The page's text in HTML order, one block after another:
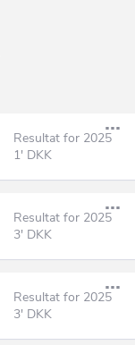
Resultat for 2025
1' DKK
Resultat for 2025
3' DKK
Resultat for 2025
3' DKK